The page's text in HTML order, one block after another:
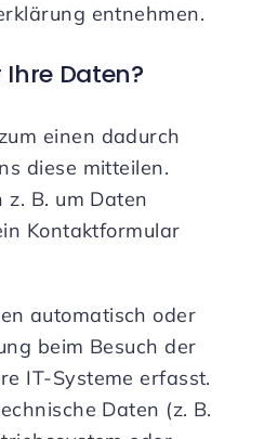
entnehmen.
Daten?
einen dadurch
diese mitteilen.
z. B. um Daten
Kontaktformular
automatisch oder
beim Besuch der
IT-Systeme erfasst.
Daten (z. B.